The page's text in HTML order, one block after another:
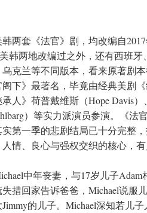
两套《法官》剧，均改编自
韩两地改编过之外，还有西班
克兰等不同版本，看来原著剧
下》最著名，毕竟由经典美剧
人》荷普戴维斯（Hope Davis
）等实力派演员参演。《法
第一季的悲剧结局已十分完整
情、良心与强权交织的核心，
中年丧妻，与17岁儿子
措回家告诉爸爸，Michael说服
的儿子。Michael深知若儿子